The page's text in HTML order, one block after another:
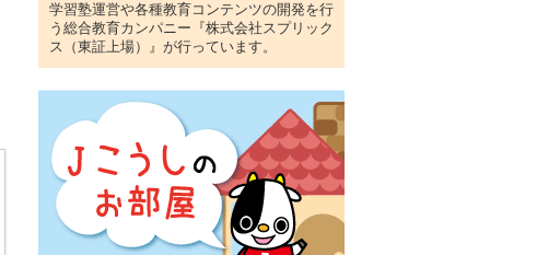
・ITTO個別指導学院のバイトってどう？評判か
ら給料・選考条件まで徹底解説！
給料・選考条件まで徹底解説！
・明光義塾のバイトってどう？評判から給料・
選考条件まで徹底解説！
・【スクールIE】のバイトってどう？評判から
給料・選考条件まで徹底解説！
・森塾のバイトってどう？評判から給料・選考
学習塾運営や各種教育コンテンツの開発を行
う総合教育カンパニー『株式会社スプリック
ス（東証上場）』が行っています。